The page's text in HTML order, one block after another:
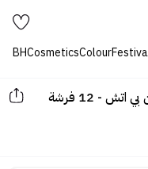
- 12 فرشة